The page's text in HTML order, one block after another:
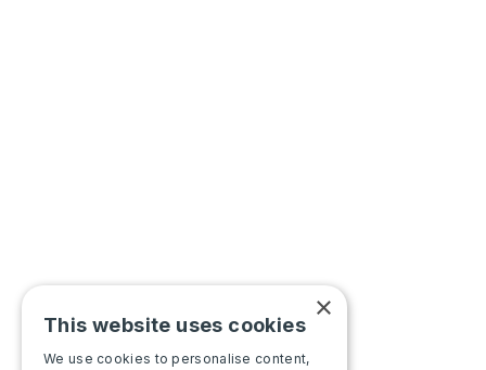
×
This website uses cookies
We use cookies to personalise content,